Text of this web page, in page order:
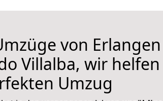
von Erlangen
Villalba, wir helfen
Umzug